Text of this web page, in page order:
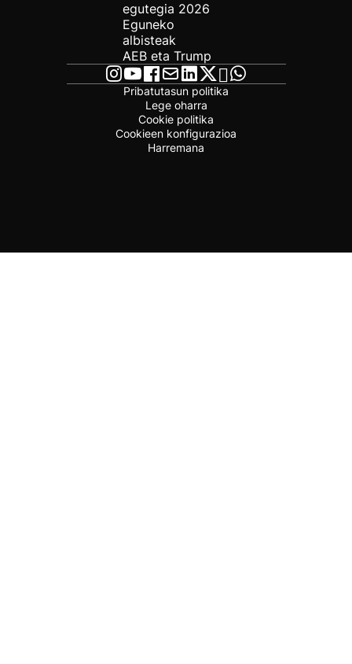
egutegia 2026
Eguneko
albisteak
AEB eta Trump
Pribatutasun politika
Lege oharra
Cookie politika
Cookieen konfigurazioa
Harremana